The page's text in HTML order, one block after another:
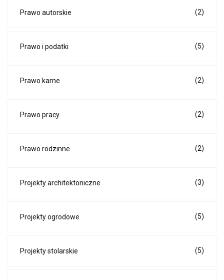
Prawo autorskie (2)
Prawo i podatki (5)
Prawo karne (2)
Prawo pracy (2)
Prawo rodzinne (2)
Projekty architektoniczne (3)
Projekty ogrodowe (5)
Projekty stolarskie (5)